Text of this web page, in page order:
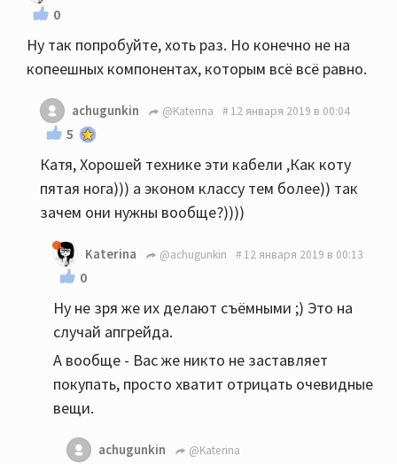
0
Ну так попробуйте, хоть раз. Но конечно не на
копеешных компонентах, которым всё всё равно.
achugunkin @Katerina 12 января 2019 в 00:04
5
Катя, Хорошей технике эти кабели ,Как коту
пятая нога))) а эконом классу тем более)) так
зачем они нужны вообще?))))
Katerina @achugunkin 12 января 2019 в 00:13
0
Ну не зря же их делают съёмными ;) Это на
случай апгрейда.
А вообще - Вас же никто не заставляет
покупать, просто хватит отрицать очевидные
вещи.
achugunkin @Katerina